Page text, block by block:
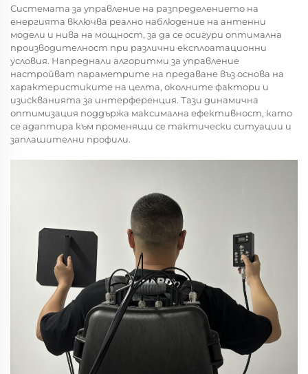
Системата за управление на разпределението на
енергията включва реално наблюдение на антенни
модели и нива на мощност, за да се осигури оптимална
производителност при различни експлоатационни
условия. Напреднали алгоритми за управление
настройват параметрите на предаване въз основа на
характеристиките на целта, околните фактори и
изискванията за интерференция. Тази динамична
оптимизация поддържа максимална ефективност, като
се адаптира към променящи се тактически ситуации и
заплашителни профили.